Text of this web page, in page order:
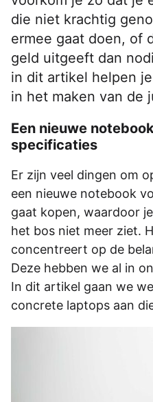
die niet krachtig
ermee gaat doen, of
geld uitgeeft dan
in dit artikel helpen
in het maken van de
Een nieuwe
specificaties
Er zijn veel dingen om
een nieuwe notebook
gaat kopen, waardoor
het bos niet meer ziet.
concentreert op de
Deze hebben we al in
In dit artikel gaan we
concrete laptops aan